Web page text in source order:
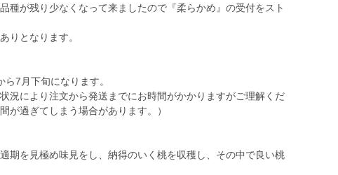
種が残り少なくなって来ましたので『柔らかめ』の受付をスト
りとなります。
7月下旬になります。
況により注文から発送までにお時間がかかりますがご理解くだ
が過ぎてしまう場合があります。）
期を見極め味見をし、納得のいく桃を収穫し、その中で良い桃